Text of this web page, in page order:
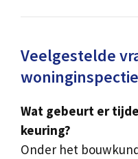
Veelgestelde
woninginspectie
Wat gebeurt er
keuring?
Onder het